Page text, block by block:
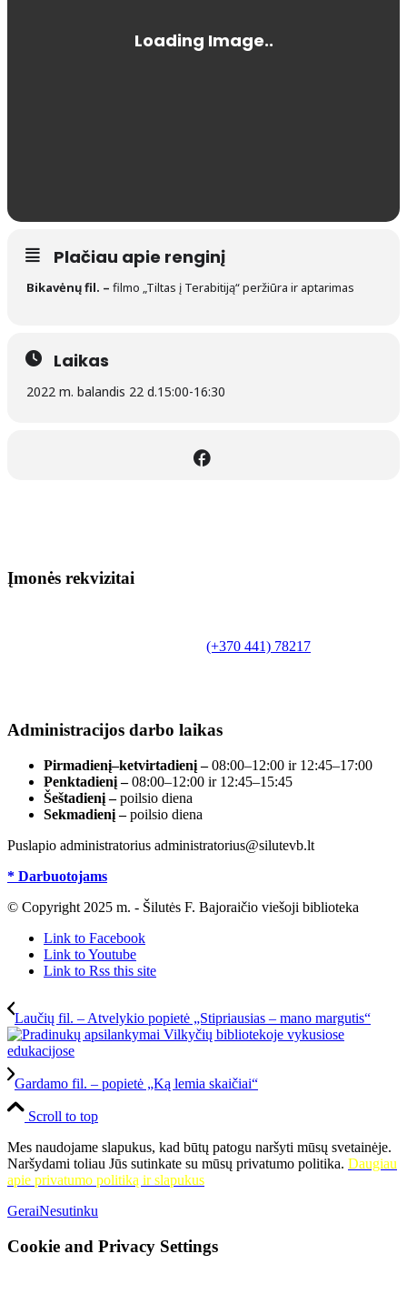
Plačiau apie renginį
Bikavėnų fil. – filmo „Tiltas į Terabitiją“ peržiūra ir aptarimas
Laikas
2022 m. balandis 22 d.15:00-16:30
Įmonės rekvizitai
(+370 441) 78217
Administracijos darbo laikas
Pirmadienį–ketvirtadienį –08:00–12:00 ir 12:45–17:00
Penktadienį –08:00–12:00 ir 12:45–15:45
Šeštadienį –poilsio diena
Sekmadienį –poilsio diena
Puslapio administratorius administratorius@silutevb.lt
* Darbuotojams
© Copyright 2025 m. - Šilutės F. Bajoraičio viešoji biblioteka
Link to Facebook
Link to Youtube
Link to Rss this site
Laučių fil. – Atvelykio popietė „Stipriausias – mano margutis“
Gardamo fil. – popietė „Ką lemia skaičiai“
Scroll to top
Mes naudojame slapukus, kad būtų patogu naršyti mūsų svetainėje.
Naršydami toliau Jūs sutinkate su mūsų privatumo politika. Daugiau
apie privatumo politiką ir slapukus
GeraiNesutinku
Cookie and Privacy Settings